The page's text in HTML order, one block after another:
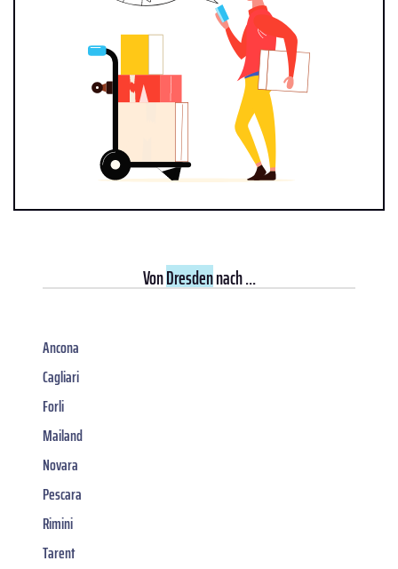
VonDresdennach ...
Ancona
Cagliari
Forli
Mailand
Novara
Pescara
Rimini
Tarent